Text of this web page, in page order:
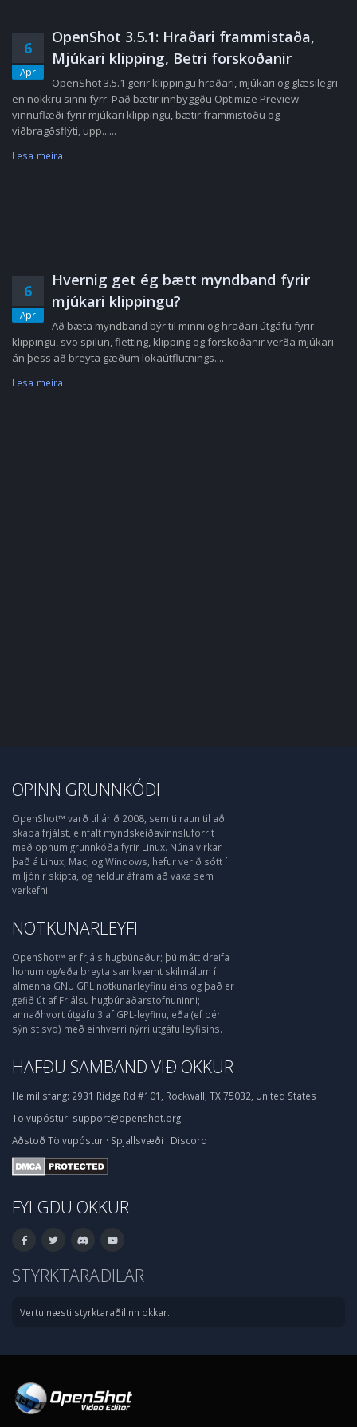
6
Apr
OpenShot 3.5.1: Hraðari frammistaða,
Mjúkari klipping, Betri forskoðanir
OpenShot 3.5.1 gerir klippingu hraðari, mjúkari og glæsilegri
en nokkru sinni fyrr. Það bætir innbyggðu Optimize Preview
vinnuflæði fyrir mjúkari klippingu, bætir frammistöðu og
viðbragðsflýti, upp......
Lesa meira
6
Apr
Hvernig get ég bætt myndband fyrir
mjúkari klippingu?
Að bæta myndband býr til minni og hraðari útgáfu fyrir
klippingu, svo spilun, fletting, klipping og forskoðanir verða mjúkari
án þess að breyta gæðum lokaútflutnings....
Lesa meira
OPINN GRUNNKÓÐI
OpenShot™ varð til árið 2008, sem tilraun til að
skapa frjálst, einfalt myndskeiðavinnsluforrit
með opnum grunnkóða fyrir Linux. Núna virkar
það á Linux, Mac, og Windows, hefur verið sótt í
miljónir skipta, og heldur áfram að vaxa sem
verkefni!
NOTKUNARLEYFI
OpenShot™ er frjáls hugbúnaður; þú mátt dreifa
honum og/eða breyta samkvæmt skilmálum í
almenna GNU GPL notkunarleyfinu eins og það er
gefið út af Frjálsu hugbúnaðarstofnuninni;
annaðhvort útgáfu 3 af GPL-leyfinu, eða (ef þér
sýnist svo) með einhverri nýrri útgáfu leyfisins.
HAFÐU SAMBAND VIÐ OKKUR
Heimilisfang: 2931 Ridge Rd #101, Rockwall, TX 75032, United States
Tölvupóstur: support@openshot.org
Aðstoð Tölvupóstur · Spjallsvæði · Discord
FYLGDU OKKUR
STYRKTARAÐILAR
Vertu næsti styrktaraðilinn okkar.